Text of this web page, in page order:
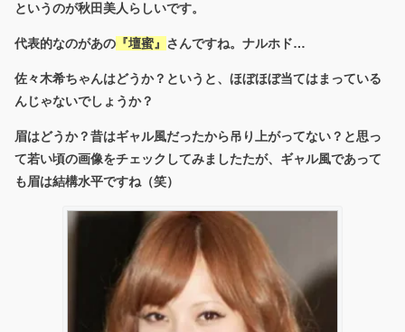
というのが秋田美人らしいです。
代表的なのがあの 『壇蜜』 さんですね。ナルホド…
佐々木希ちゃんはどうか？というと、ほぼほぼ当てはまっている
んじゃないでしょうか？
眉はどうか？昔はギャル風だったから吊り上がってない？と思っ
て若い頃の画像をチェックしてみましたたが、ギャル風であって
も眉は結構水平ですね（笑）